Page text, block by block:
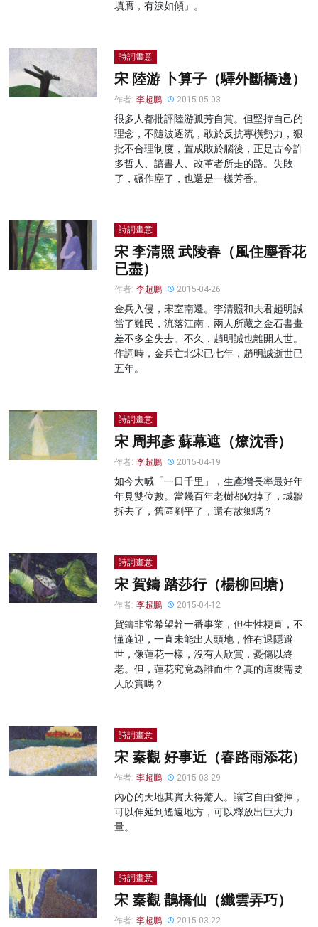
填膺，有淚如傾」。
詩詞畫意
宋 陸游 卜算子（驛外斷橋邊）
作者: 李超鵬 2015-05-03
很多人都批評陸游孤芳自賞。但堅持自己的
理念，不隨波逐流，敢於反抗專橫勢力，狠
批不合理制度，置成敗於腦後，正是古今許
多哲人、讀書人、改革者所走的路。失敗
了，碾作塵了，也還是一樣芳香。
詩詞畫意
宋 李清照 武陵春（風住塵香花
已盡）
作者: 李超鵬 2015-04-26
金兵入侵，宋室南遷。李清照和夫君趙明誠
當了難民，流落江南，兩人所藏之金石書畫
差不多全失去。不久，趙明誠也離開人世。
作詞時，金兵亡北宋已七年，趙明誠逝世已
五年。
詩詞畫意
宋 周邦彥 蘇幕遮（燎沈香）
作者: 李超鵬 2015-04-19
如今大喊「一日千里」，生產增長率最好年
年見雙位數。當幾百年老樹都砍掉了，城牆
拆去了，舊區剷平了，還有故鄉嗎？
詩詞畫意
宋 賀鑄 踏莎行（楊柳回塘）
作者: 李超鵬 2015-04-12
賀鑄非常希望幹一番事業，但生性梗直，不
懂逢迎，一直未能出人頭地，惟有退隱避
世，像蓮花一樣，沒有人欣賞，憂傷以終
老。但，蓮花究竟為誰而生？真的這麼需要
人欣賞嗎？
詩詞畫意
宋 秦觀 好事近（春路雨添花）
作者: 李超鵬 2015-03-29
內心的天地其實大得驚人。讓它自由發揮，
可以伸延到遙遠地方，可以釋放出巨大力
量。
詩詞畫意
宋 秦觀 鵲橋仙（纖雲弄巧）
作者: 李超鵬 2015-03-22